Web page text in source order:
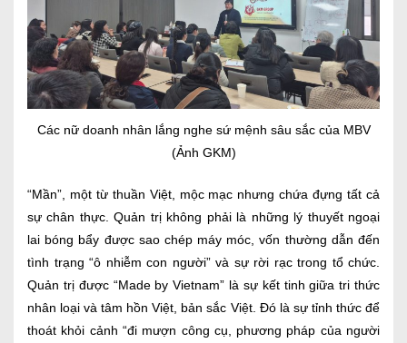
Các nữ doanh nhân lắng nghe sứ mệnh sâu sắc của MBV
(Ảnh GKM)
“Mần”, một từ thuần Việt, mộc mạc nhưng chứa đựng tất cả
sự chân thực. Quản trị không phải là những lý thuyết ngoại
lai bóng bẩy được sao chép máy móc, vốn thường dẫn đến
tình trạng “ô nhiễm con người” và sự rời rạc trong tổ chức.
Quản trị được “Made by Vietnam” là sự kết tinh giữa tri thức
nhân loại và tâm hồn Việt, bản sắc Việt. Đó là sự tỉnh thức để
thoát khỏi cảnh “đi mượn công cụ, phương pháp của người